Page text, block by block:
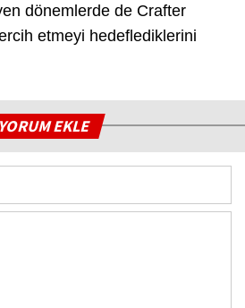
dönemlerde de Crafter
etmeyi hedeflediklerini
YORUM EKLE